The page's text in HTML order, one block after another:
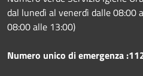
dal lunedì al venerdì dalle 08:00
08:00 alle 13:00)
Numero unico di emergenza